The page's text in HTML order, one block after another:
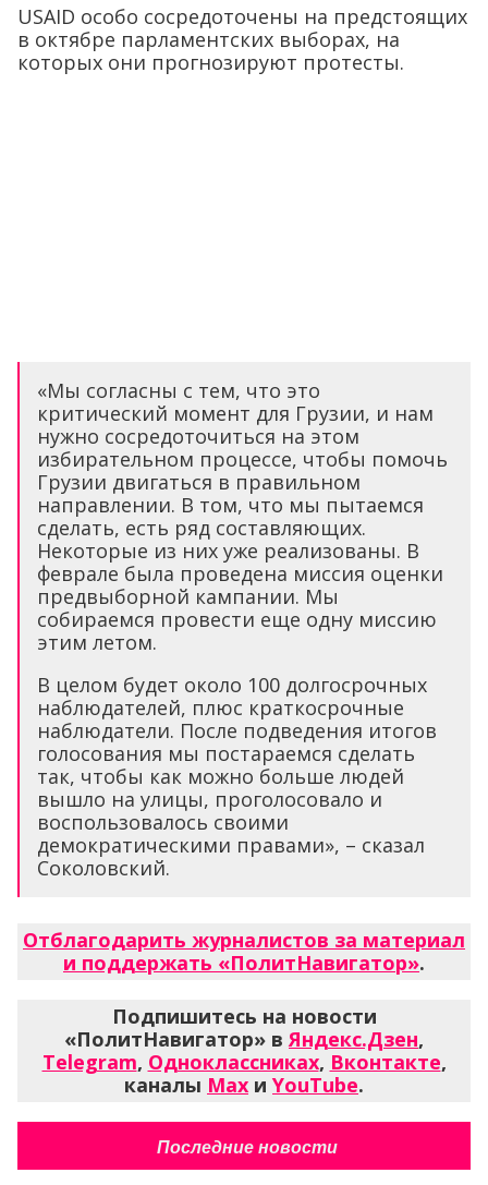
USAID особо сосредоточены на предстоящих
в октябре парламентских выборах, на
которых они прогнозируют протесты.
«Мы согласны с тем, что это
критический момент для Грузии, и нам
нужно сосредоточиться на этом
избирательном процессе, чтобы помочь
Грузии двигаться в правильном
направлении. В том, что мы пытаемся
сделать, есть ряд составляющих.
Некоторые из них уже реализованы. В
феврале была проведена миссия оценки
предвыборной кампании. Мы
собираемся провести еще одну миссию
этим летом.
В целом будет около 100 долгосрочных
наблюдателей, плюс краткосрочные
наблюдатели. После подведения итогов
голосования мы постараемся сделать
так, чтобы как можно больше людей
вышло на улицы, проголосовало и
воспользовалось своими
демократическими правами», – сказал
Соколовский.
Отблагодарить журналистов за материал
и поддержать «ПолитНавигатор».
Подпишитесь на новости
«ПолитНавигатор» вЯндекс.Дзен,
Telegram, Одноклассниках, Вконтакте,
каналы Max и YouTube.
Последние новости